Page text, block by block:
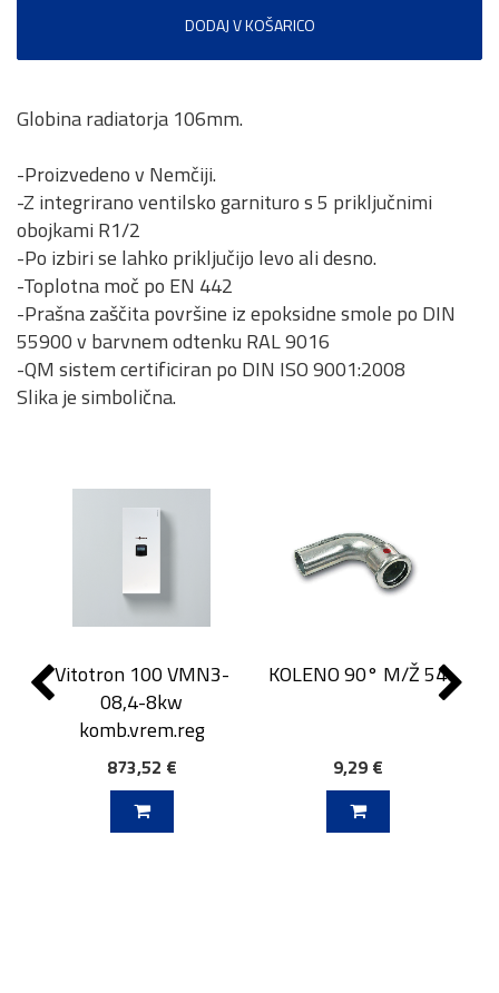
DODAJ V KOŠARICO
Globina radiatorja 106mm.
-Proizvedeno v Nemčiji.
-Z integrirano ventilsko garnituro s 5 priključnimi
obojkami R1/2
-Po izbiri se lahko priključijo levo ali desno.
-Toplotna moč po EN 442
-Prašna zaščita površine iz epoksidne smole po DIN
55900 v barvnem odtenku RAL 9016
-QM sistem certificiran po DIN ISO 9001:2008
Slika je simbolična.
Vitotron 100 VMN3-
08,4-8kw
komb.vrem.reg
873,52 €
KOLENO 90° M/Ž 54
9,29 €